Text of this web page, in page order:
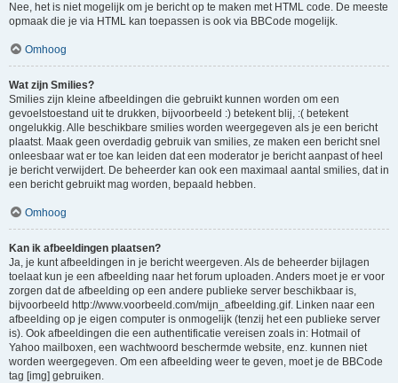
Nee, het is niet mogelijk om je bericht op te maken met HTML code. De meeste
opmaak die je via HTML kan toepassen is ook via BBCode mogelijk.
Omhoog
Wat zijn Smilies?
Smilies zijn kleine afbeeldingen die gebruikt kunnen worden om een
gevoelstoestand uit te drukken, bijvoorbeeld :) betekent blij, :( betekent
ongelukkig. Alle beschikbare smilies worden weergegeven als je een bericht
plaatst. Maak geen overdadig gebruik van smilies, ze maken een bericht snel
onleesbaar wat er toe kan leiden dat een moderator je bericht aanpast of heel
je bericht verwijdert. De beheerder kan ook een maximaal aantal smilies, dat in
een bericht gebruikt mag worden, bepaald hebben.
Omhoog
Kan ik afbeeldingen plaatsen?
Ja, je kunt afbeeldingen in je bericht weergeven. Als de beheerder bijlagen
toelaat kun je een afbeelding naar het forum uploaden. Anders moet je er voor
zorgen dat de afbeelding op een andere publieke server beschikbaar is,
bijvoorbeeld http://www.voorbeeld.com/mijn_afbeelding.gif. Linken naar een
afbeelding op je eigen computer is onmogelijk (tenzij het een publieke server
is). Ook afbeeldingen die een authentificatie vereisen zoals in: Hotmail of
Yahoo mailboxen, een wachtwoord beschermde website, enz. kunnen niet
worden weergegeven. Om een afbeelding weer te geven, moet je de BBCode
tag [img] gebruiken.